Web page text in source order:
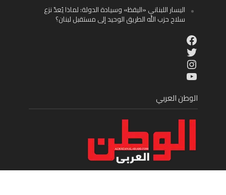
اليسار اللبناني «اليقظ» وسيادة الدولة: لماذا يُعدّ نزع
سلاح حزب الله الطريق الوحيد إلى مستقبل لبنان؟
Facebook
Twitter
Instagram
YouTube
الوطن العربي